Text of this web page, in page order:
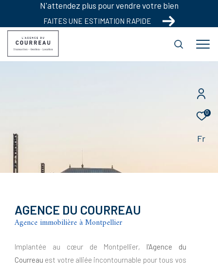
N'attendez plus pour vendre votre bien
FAITES UNE ESTIMATION RAPIDE
0
Fr
AGENCE DU COURREAU
Agence immobilière à Montpellier
Implantée au cœur de Montpellier, l'Agence du
Courreau est votre alliée incontournable pour tous vos